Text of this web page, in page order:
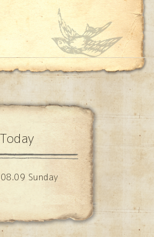
Today
Sunday